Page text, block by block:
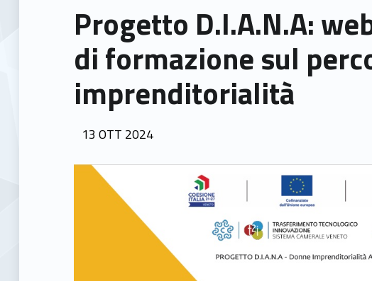
Progetto D.I.A.N.A:
di formazione sul
imprenditorialità
POSTED ON:
13 OTT 2024